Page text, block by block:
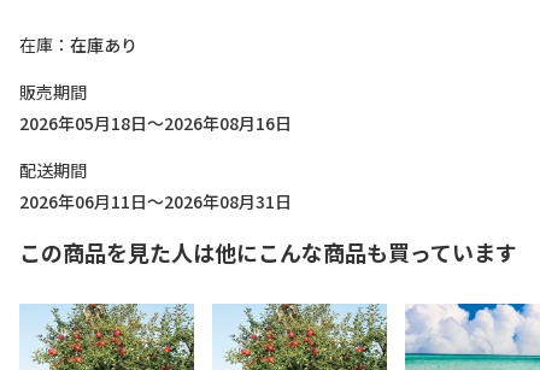
在庫
在庫あり
販売期間
2026年05月18日～2026年08月16日
配送期間
2026年06月11日～2026年08月31日
この商品を見た人は他にこんな商品も買っています